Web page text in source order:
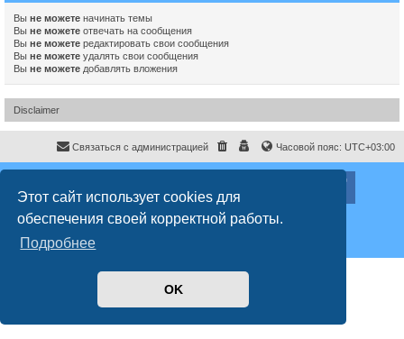
Этот сайт использует cookies для
обеспечения своей корректной работы.
Подробнее
OK
Вы не можете начинать темы
Вы не можете отвечать на сообщения
Вы не можете редактировать свои сообщения
Вы не можете удалять свои сообщения
Вы не можете добавлять вложения
Disclaimer
Часовой пояс: UTC+03:00
Связаться с администрацией
Создано на основеphpBB® Forum Software © phpBB Limited
Русская поддержка phpBB
Конфиденциальность